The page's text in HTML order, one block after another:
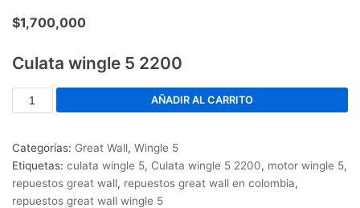
$1,700,000
Culata wingle 5 2200
AÑADIR AL CARRITO
Categorías: Great Wall, Wingle 5
Etiquetas: culata wingle 5, Culata wingle 5 2200, motor wingle 5,
repuestos great wall, repuestos great wall en colombia,
repuestos great wall wingle 5